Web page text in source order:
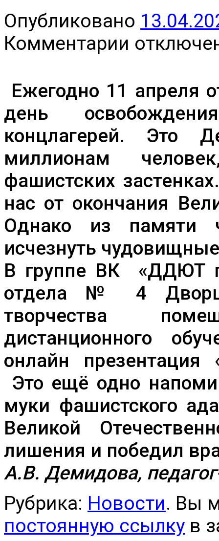
Опубликовано
Комментарии
записи
Ежегодно 11 апреля
день
концлагерей. Это
миллионам
фашистских
нас от окончания
Однако из памяти
исчезнуть
В группе ВК «ДДЮТ г.
отдела № 4 Дворца
творчества
дистанционного
онлайн презентация
Это ещё одно
муки фашистского
Великой
лишения и победил
А.В. Демидова,
Рубрика: Новости. Вы
постоянную ссылку в